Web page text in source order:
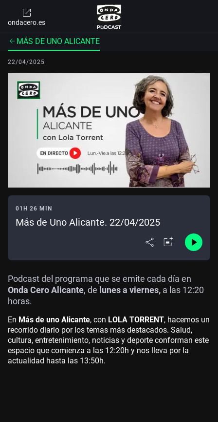
ondacero.es
MÁS DE UNO ALICANTE
22/04/2025
01H 26 MIN
Más de Uno Alicante. 22/04/2025
Podcast del programa que se emite cada día en
Onda Cero Alicante, de lunes a viernes, a las 12:20
horas.
En Más de uno Alicante, con LOLA TORRENT, hacemos un
recorrido diario por los temas más destacados. Salud,
cultura, entretenimiento, noticias y deporte conforman este
espacio que comienza a las 12:20h y nos lleva por la
actualidad hasta las 13:50h.